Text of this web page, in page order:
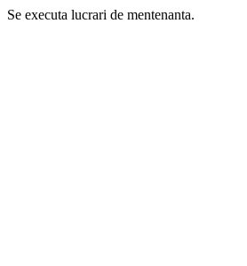
Se executa lucrari de mentenanta.